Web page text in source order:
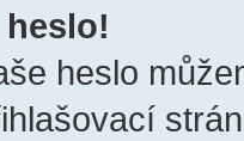
heslo